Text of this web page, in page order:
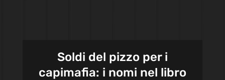
Soldi del pizzo per i
capimafia: i nomi nel libro